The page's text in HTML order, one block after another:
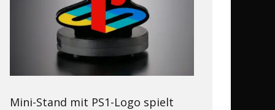
Mini-Stand mit PS1-Logo spielt